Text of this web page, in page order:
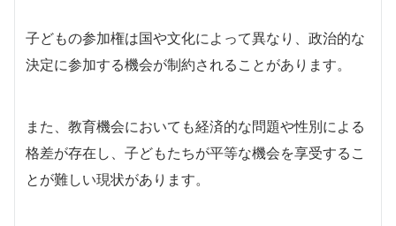
子どもの参加権は国や文化によって異なり、政治的な
決定に参加する機会が制約されることがあります。
また、教育機会においても経済的な問題や性別による
格差が存在し、子どもたちが平等な機会を享受するこ
とが難しい現状があります。